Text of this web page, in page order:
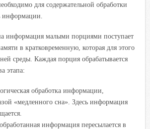
для содержательной обработки
информации.
информация малыми порциями поступает
в кратковременную, которая для этого
среды. Каждая порция обрабатывается
этапа:
обработка информации,
«медленного сна». Здесь информация
информация пересылается в